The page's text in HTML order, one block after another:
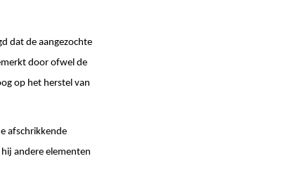
dat de aangezochte
door ofwel de
op het herstel van
afschrikkende
andere elementen